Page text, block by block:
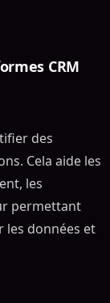
CRM
des
Cela aide les
les
permettant
les données et